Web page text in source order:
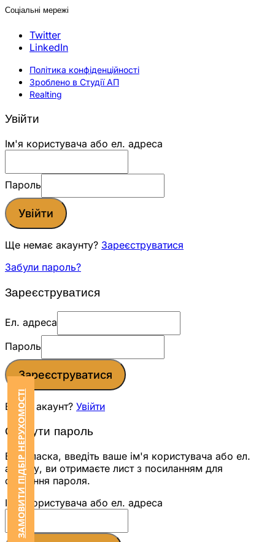
Соціальні мережі
Twitter
LinkedIn
Політика конфіденційності
Зроблено в Студії АП
Realting
ЗАМОВИТИ ПІДБІР НЕРУХОМОСТІ
Увійти
Ім'я користувача або ел. адреса
Пароль
Увійти
Ще немає акаунту? Зареєструватися
Забули пароль?
Зареєструватися
Ел. адреса
Пароль
Зареєструватися
Вже є акаунт? Увійти
Скинути пароль
Будь ласка, введіть ваше ім'я користувача або ел.
адресу, ви отримаєте лист з посиланням для
скидання пароля.
Ім'я користувача або ел. адреса